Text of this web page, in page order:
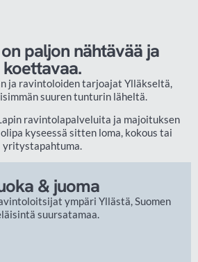
paljon nähtävää ja
koettavaa.
ja ravintoloiden tarjoajat Ylläkseltä,
suuren tunturin läheltä.
ravintolapalveluita ja majoituksen
kyseessä sitten loma, kokous tai
yritystapahtuma.
& juoma
ympäri Yllästä, Suomen
suursatamaa.